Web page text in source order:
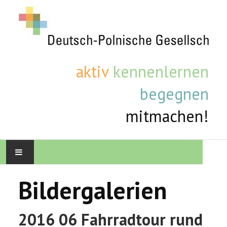
aktiv kennenlernen
begegnen
mitmachen!
AKTUELLE TERMINE
Bildergalerien
2016 06 Fahrradtour rund